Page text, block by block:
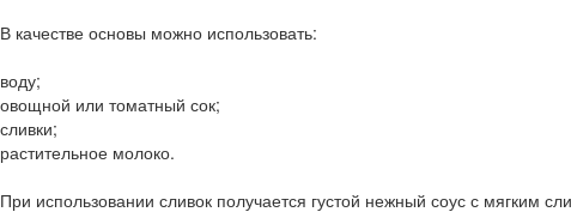
В качестве основы можно использовать:
воду;
овощной или томатный сок;
сливки;
растительное молоко.
При использовании сливок получается густой нежный соус с мягким